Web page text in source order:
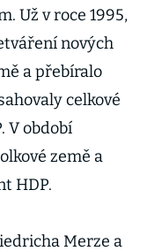
Už v roce 1995,
nových
a přebíralo
celkové
V období
země a
HDP.
Merze a